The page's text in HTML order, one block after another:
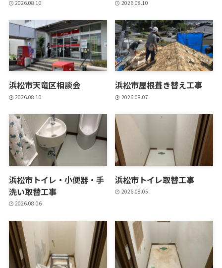
2026.08.10 2026.08.10
浜松市天竜区相談会
2026.08.10
浜松市屋根葺き替え工事
2026.08.07
浜松市トイレ・小便器・手
洗い取替工事
2026.08.06
浜松市トイレ取替工事
2026.08.05